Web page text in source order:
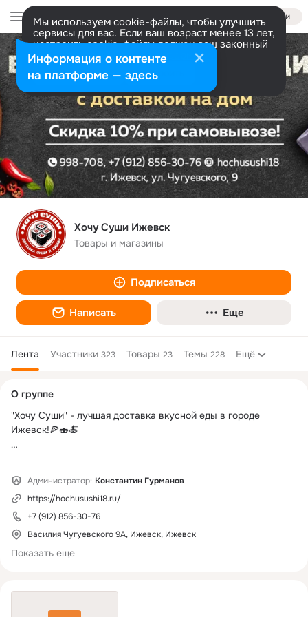
Войти
Мы используем cookie-файлы, чтобы улучшить
сервисы для вас. Если ваш возраст менее 13 лет,
настроить cookie-файлы должен ваш законный
представитель. Больше информации
Разрешить все Настроить
Хочу Суши Ижевск
Товары и магазины
Подписаться
Написать Еще
Лента Участники 323 Товары 23 Темы 228 Ещё
колонка
О группе
"Хочу Суши" - лучшая доставка вкусной еды в городе
Ижевск!🍕🍣🍝
городу!
У нас вы можете заказать:
- 🍣СУШИ
- 🍣РОЛЛЫ
- 🍗НАГГЕТСЫ
- 🍝РИС И ЛАПШУ В КОРОБОЧКАХ
Администратор: Константин Гурманов
https://hochusushi18.ru/
+7 (912) 856-30-76
Василия Чугуевского 9А, Ижевск, Ижевск
Показать еще
Информация о контенте
на платформе — здесь